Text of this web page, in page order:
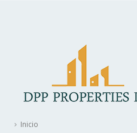
Inicio